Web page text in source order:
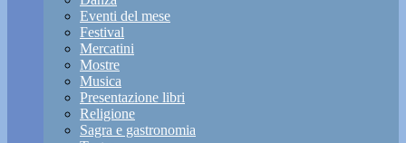
Eventi del mese
Festival
Mercatini
Mostre
Musica
Presentazione libri
Religione
Sagra e gastronomia